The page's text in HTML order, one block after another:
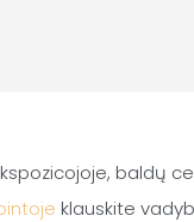
baldų
klauskite